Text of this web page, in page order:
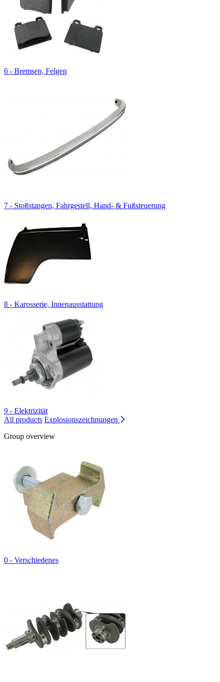
6 - Bremsen, Felgen
7 - Stoßstangen, Fahrgestell, Hand- & Fußsteuerung
8 - Karosserie, Innenausstattung
9 - Elektrizität
All products Explosionszeichnungen
Group overview
0 - Verschiedenes